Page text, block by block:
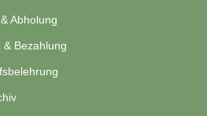
Abholung
& Bezahlung